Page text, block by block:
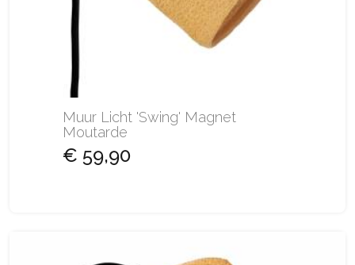
Muur Licht 'Swing' Magnet
Moutarde
€ 59,90